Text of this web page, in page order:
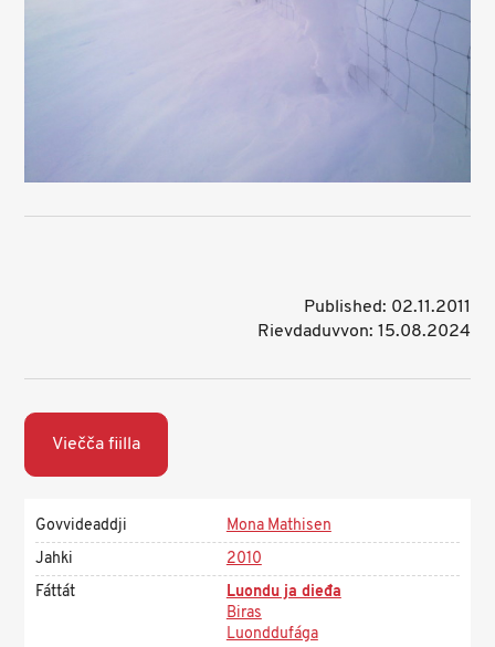
Published: 02.11.2011
Rievdaduvvon: 15.08.2024
Viečča fiilla
Govvideaddji
Mona Mathisen
Jahki
2010
Fáttát
Luondu ja dieđa
Biras
Luonddufága